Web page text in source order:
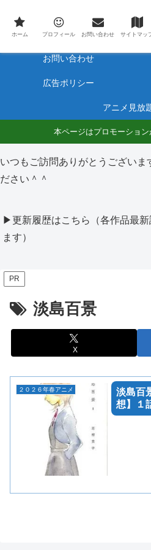
最新アニメのあらすじと感想をネタ
ホーム
お問い合わせ
広告ポリシー
アニメ見放
本ページはプロモーション
いつもご訪問ありがとうございま
ださい＾＾
▶更新履歴はこちら（各作品最
ます）
PR
淡島百景
X
２０２６年春アニメ
淡島百
想】１
ホーム プロフィール お問い合わせ サイトマッ